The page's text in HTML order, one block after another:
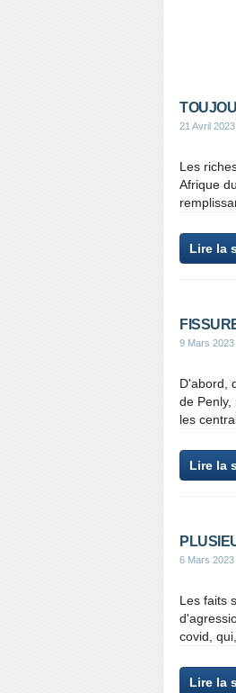
21 Avril 2023
Les
Afrique
Lire la
9 Mars 2023
D'abord,
de
les
Lire la
6 Mars 2023
Les faits
covid,
Lire la